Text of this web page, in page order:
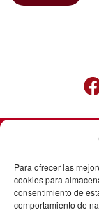
Para ofrecer las
cookies para
consentimiento de
comportamiento de